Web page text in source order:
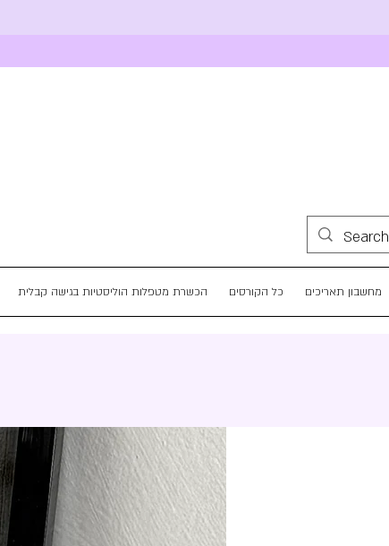
הכשרת מטפלות הוליסטיות בגישה קבלית כל הקורסים מחשבון תאריכים